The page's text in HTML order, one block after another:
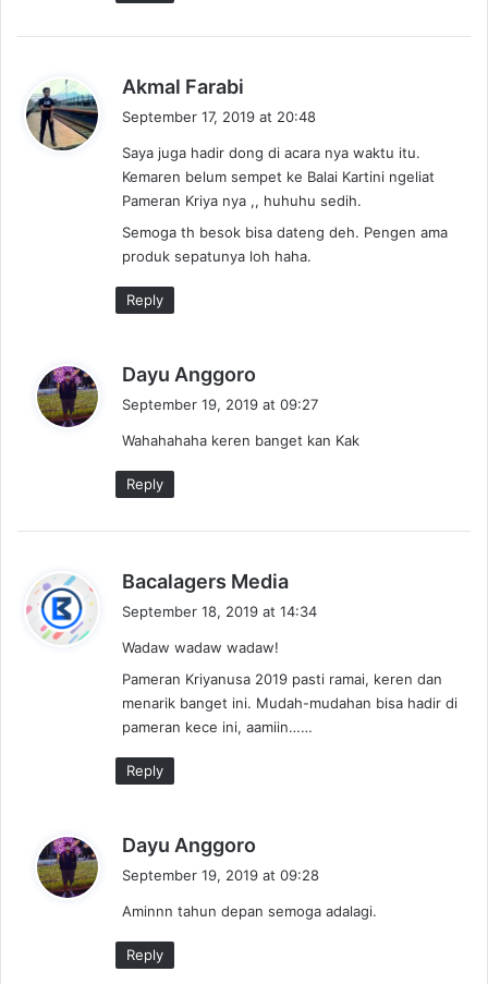
Akmal Farabi
a
s
:
September 17, 2019 at 20:48
Saya juga hadir dong di acara nya waktu itu.
Kemaren belum sempet ke Balai Kartini ngeliat
Pameran Kriya nya ,, huhuhu sedih.
Semoga th besok bisa dateng deh. Pengen ama
produk sepatunya loh haha.
Reply
Dayu Anggoro
s
September 19, 2019 at 09:27
Wahahahaha keren banget kan Kak
Reply
Bacalagers Media
a
September 18, 2019 at 14:34
Wadaw wadaw wadaw!
Pameran Kriyanusa 2019 pasti ramai, keren dan
menarik banget ini. Mudah-mudahan bisa hadir di
pameran kece ini, aamiin……
Reply
Dayu Anggoro
s
September 19, 2019 at 09:28
Aminnn tahun depan semoga adalagi.
Reply